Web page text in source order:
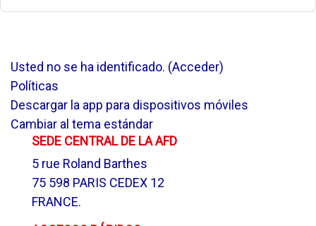
Usted no se ha identificado. (Acceder)
Políticas
Descargar la app para dispositivos móviles
Cambiar al tema estándar
SEDE CENTRAL DE LA AFD
5 rue Roland Barthes
75 598 PARIS CEDEX 12
FRANCE.